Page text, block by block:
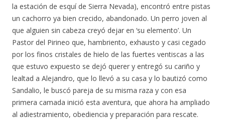
la estación de esquí de Sierra Nevada), encontró entre pistas
un cachorro ya bien crecido, abandonado. Un perro joven al
que alguien sin cabeza creyó dejar en ‘su elemento’. Un
Pastor del Pirineo que, hambriento, exhausto y casi cegado
por los finos cristales de hielo de las fuertes ventiscas a las
que estuvo expuesto se dejó querer y entregó su cariño y
lealtad a Alejandro, que lo llevó a su casa y lo bautizó como
Sandalio, le buscó pareja de su misma raza y con esa
primera camada inició esta aventura, que ahora ha ampliado
al adiestramiento, obediencia y preparación para rescate.